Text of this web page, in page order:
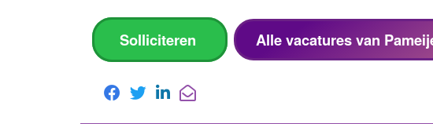
Solliciteren Alle vacatures van